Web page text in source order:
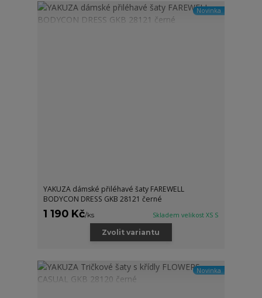
Novinka
YAKUZA dámské přiléhavé šaty FAREWELL
BODYCON DRESS GKB 28121 černé
1 190 Kč/ks Skladem velikost XS S
Zvolit variantu
Novinka